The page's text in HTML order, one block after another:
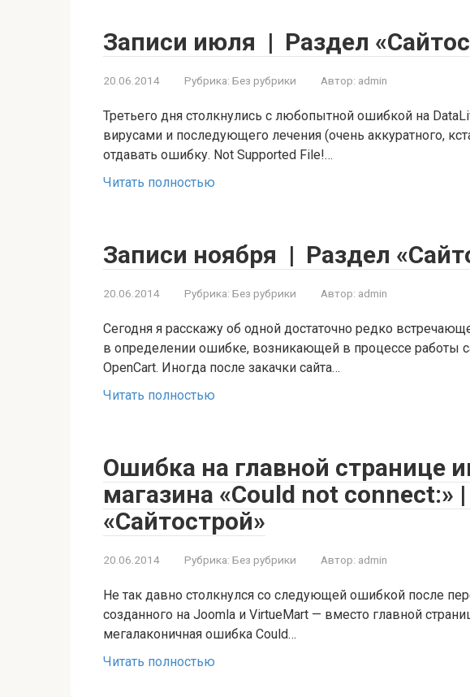
Записи июля | Раздел
20.06.2014 Рубрика: Без рубрики Автор: admin
Третьего дня столкнулись с любопытной ошибкой на
вирусами и последующего лечения (очень аккуратного,
отдавать ошибку. Not Supported File!…
Читать полностью
Записи ноября | Раздел
20.06.2014 Рубрика: Без рубрики Автор: admin
Сегодня я расскажу об одной достаточно редко
в определении ошибке, возникающей в процессе работы
OpenCart. Иногда после закачки сайта…
Читать полностью
Ошибка на главной странице
магазина «Could not connect:»
«Сайтострой»
20.06.2014 Рубрика: Без рубрики Автор: admin
Не так давно столкнулся со следующей ошибкой после
созданного на Joomla и VirtueMart — вместо главной
мегалаконичная ошибка Could…
Читать полностью